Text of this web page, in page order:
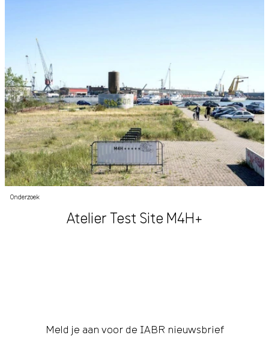
Onderzoek
Atelier Test Site M4H+
Meld je aan voor de IABR nieuwsbrief